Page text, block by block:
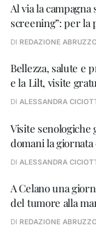
Al via la campagna
screening”: per la
DI REDAZIONE ABRUZZO
Bellezza, salute e
e la Lilt, visite
DI ALESSANDRA
Visite senologiche
domani la
DI ALESSANDRA
A Celano una
del tumore alla
DI REDAZIONE ABRUZZO